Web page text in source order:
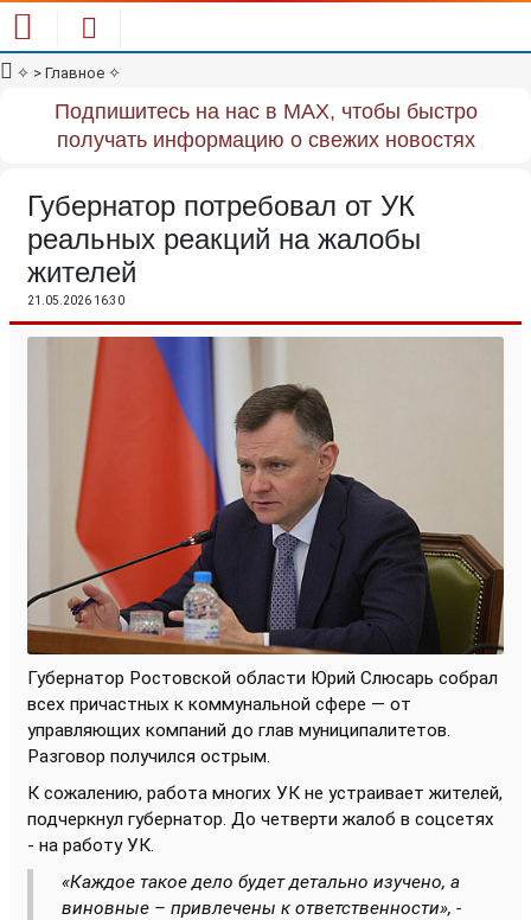
✧ > Главное ✧
Подпишитесь на нас в MAX, чтобы быстро
получать информацию о свежих новостях
Губернатор потребовал от УК
реальных реакций на жалобы
жителей
21.05.2026 16:30
Губернатор Ростовской области Юрий Слюсарь собрал
всех причастных к коммунальной сфере — от
управляющих компаний до глав муниципалитетов.
Разговор получился острым.
К сожалению, работа многих УК не устраивает жителей,
подчеркнул губернатор. До четверти жалоб в соцсетях
- на работу УК.
«Каждое такое дело будет детально изучено, а
виновные – привлечены к ответственности», -